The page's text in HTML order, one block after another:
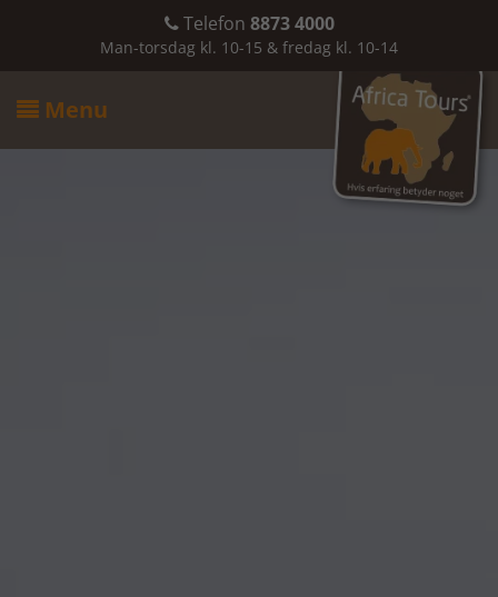
Telefon 8873 4000
Man-torsdag kl. 10-15 & fredag kl. 10-14
 Menu